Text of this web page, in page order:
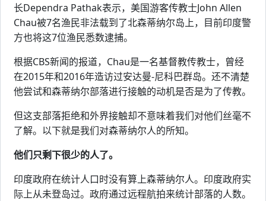
长Dependra Pathak表示，美国游客传教士John Allen
Chau被7名渔民非法载到了北森蒂纳尔岛上，目前印度警
方也将这7位渔民悉数逮捕。
根据CBS新闻的报道，Chau是一名基督教传教士，曾经
在2015年和2016年造访过安达曼-尼科巴群岛。还不清楚
他尝试和森蒂纳尔部落进行接触的动机是否是为了传教。
但这支部落拒绝和外界接触却不意味着我们对他们丝毫不
了解。以下就是我们对森蒂纳尔人的所知。
他们只剩下很少的人了。
印度政府在统计人口时没有算上森蒂纳尔人。印度政府实
际上从未登岛过。政府通过远程航拍来统计部落的人数。